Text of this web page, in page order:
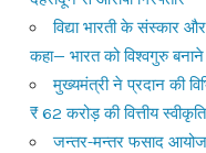
विद्या भारती के संस्कार
कहा— भारत को विश्वगुरु
मुख्यमंत्री ने प्रदान की
₹ 62 करोड़ की वित्तीय स्वीकृति
जन्तर-मन्तर फसाद